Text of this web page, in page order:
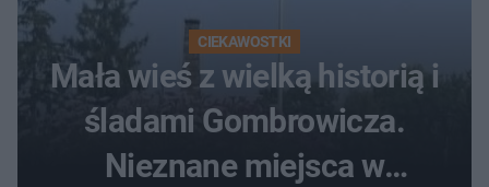
CIEKAWOSTKI
Mała wieś z wielką historią i
śladami Gombrowicza.
Nieznane miejsca w